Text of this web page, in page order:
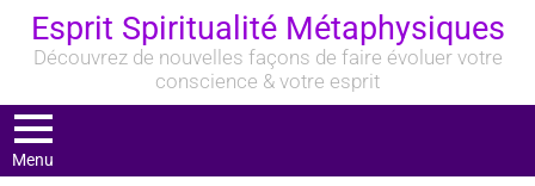
Esprit Spiritualité Métaphysiques
Découvrez de nouvelles façons de faire évoluer votre
conscience & votre esprit
Menu